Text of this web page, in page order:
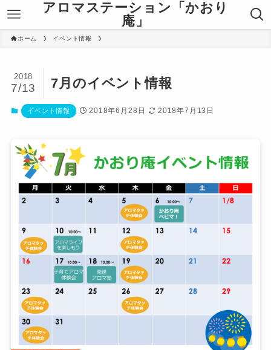
アロマステーション「かおり
庵」
ホーム イベント情報
7月のイベント情報
2018
7/13
イベント情報 2018年6月28日 2018年7月13日